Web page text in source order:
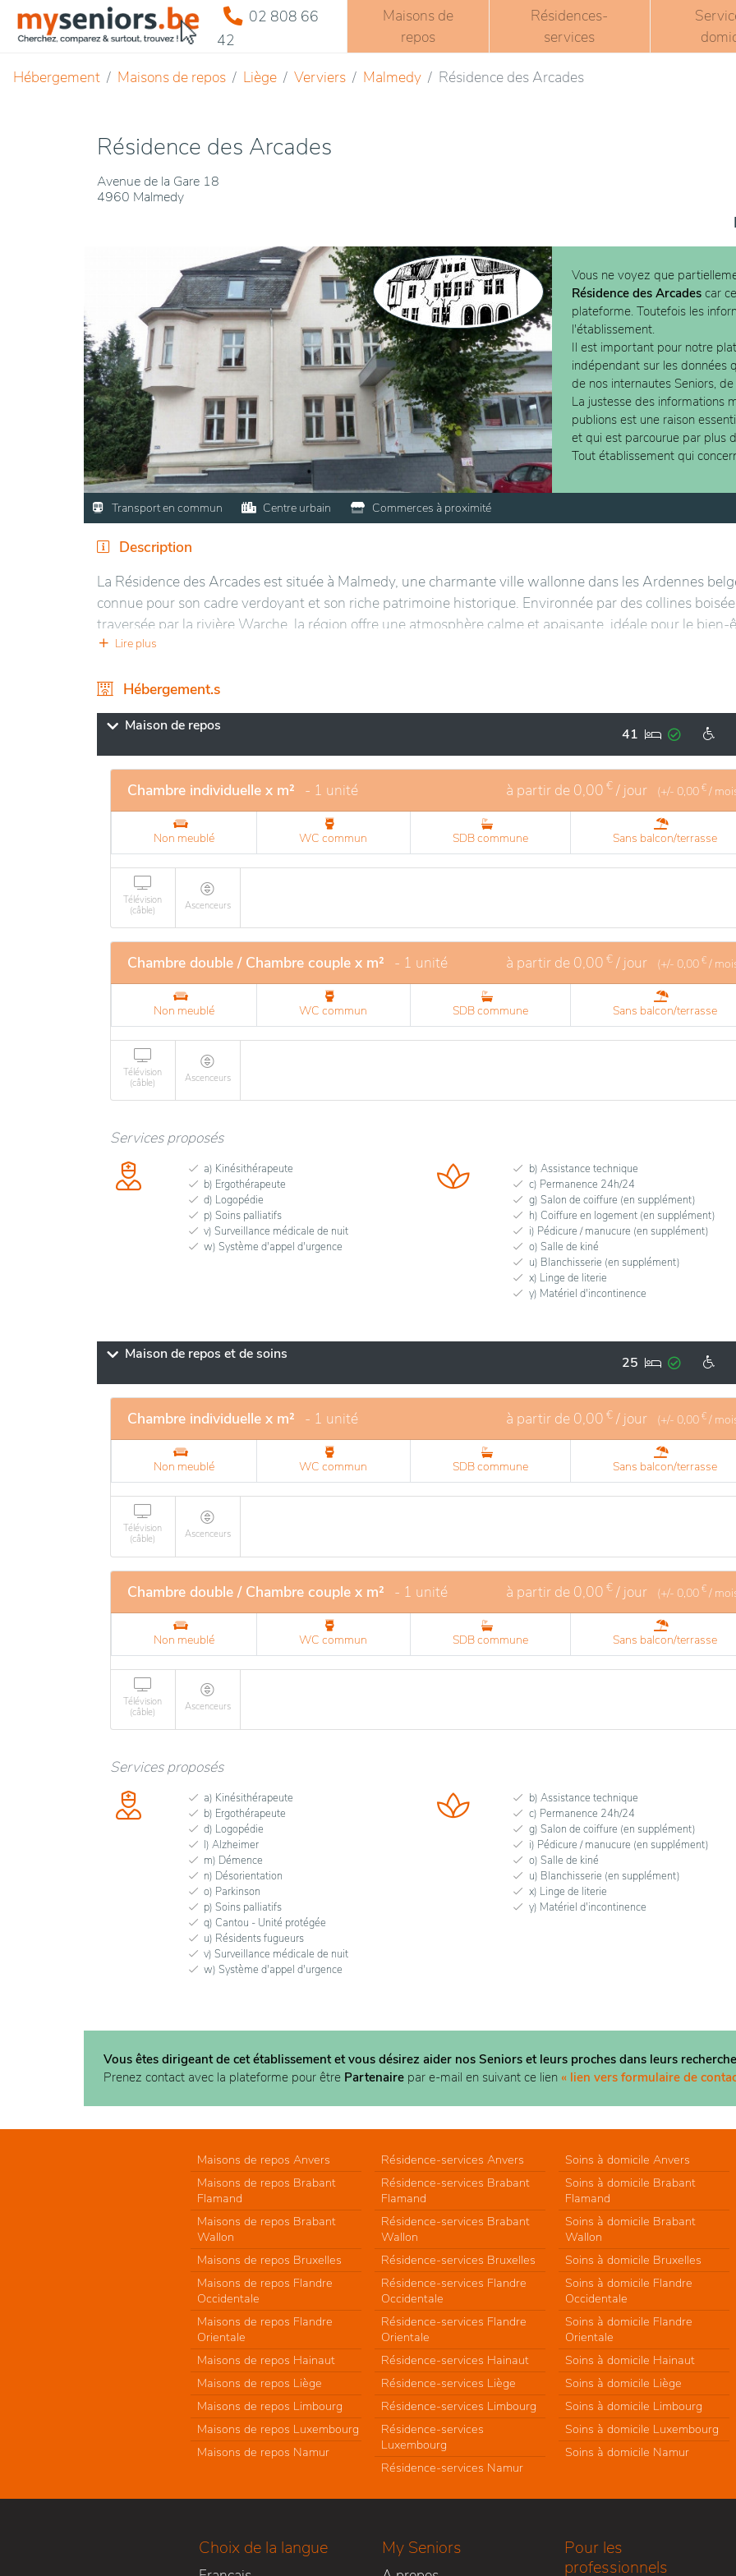
02 808 66
42
Maisons de
repos
Résidences-
services
Hébergement Maisons de repos Liège Verviers Malmedy Résidence des Arcades
Résidence des Arcades
Avenue de la Gare 18
4960 Malmedy
Vous ne voyez que
Résidence des Arcades car
plateforme. Toutefois les
l'établissement.
Il est important pour notre
indépendant sur les données
de nos internautes Seniors,
La justesse des informations
publions est une raison
et qui est parcourue par plus
Tout établissement qui
Transport en commun Centre urbain Commerces à proximité
Description
La Résidence des Arcades est située à Malmedy, une charmante ville wallonne dans les Ardennes
connue pour son cadre verdoyant et son riche patrimoine historique. Environnée par des collines
traversée par la rivière Warche, la région offre une atmosphère calme et apaisante, idéale pour le bien-
La ville, avec ses rues pittoresques et son centre animé, est à proximité de nombreux sites naturels et
Les installations sont modernes et adaptées aux besoins des résidents, offrant un environnement
confortable. Des espaces communs chaleureux, des chambres spacieuses et une équipe
garantissent un suivi personnalisé. L'emplacement privilégié permet de profiter de la tranquillité tout
restant proche des commerces et services locaux, facilitant ainsi la vie quotidienne. Des activités
proposées pour stimuler l'esprit et encourager la convivialité.
Lire plus
Hébergement.s
Maison de repos 41
Chambre individuelle x m² - 1 unité à partir de 0,00 € / jour (+/- 0,00 € /
Non meublé WC commun SDB commune Sans balcon/terrasse
Télévision
(câble)
Ascenceurs
Chambre double / Chambre couple x m² - 1 unité à partir de 0,00 € / jour (+/- 0,00 € /
Non meublé WC commun SDB commune Sans balcon/terrasse
Télévision
(câble)
Ascenceurs
Services proposés
a) Kinésithérapeute
b) Ergothérapeute
d) Logopédie
p) Soins palliatifs
v) Surveillance médicale de nuit
w) Système d'appel d'urgence
b) Assistance technique
c) Permanence 24h/24
g) Salon de coiffure (en supplément)
h) Coiffure en logement (en supplément)
i) Pédicure / manucure (en supplément)
o) Salle de kiné
u) Blanchisserie (en supplément)
x) Linge de literie
y) Matériel d'incontinence
Maison de repos et de soins 25
Chambre individuelle x m² - 1 unité à partir de 0,00 € / jour (+/- 0,00 € /
Non meublé WC commun SDB commune Sans balcon/terrasse
Télévision
(câble)
Ascenceurs
Chambre double / Chambre couple x m² - 1 unité à partir de 0,00 € / jour (+/- 0,00 € /
Non meublé WC commun SDB commune Sans balcon/terrasse
Télévision
(câble)
Ascenceurs
Services proposés
a) Kinésithérapeute
b) Ergothérapeute
d) Logopédie
l) Alzheimer
m) Démence
n) Désorientation
o) Parkinson
p) Soins palliatifs
q) Cantou - Unité protégée
u) Résidents fugueurs
v) Surveillance médicale de nuit
w) Système d'appel d'urgence
b) Assistance technique
c) Permanence 24h/24
g) Salon de coiffure (en supplément)
i) Pédicure / manucure (en supplément)
o) Salle de kiné
u) Blanchisserie (en supplément)
x) Linge de literie
y) Matériel d'incontinence
Vous êtes dirigeant de cet établissement et vous désirez aider nos Seniors et leurs proches dans leurs
Prenez contact avec la plateforme pour être Partenaire par e-mail en suivant ce lien « lien vers formulaire de
Maisons de repos Anvers
Maisons de repos Brabant
Flamand
Maisons de repos Brabant
Wallon
Maisons de repos Bruxelles
Maisons de repos Flandre
Occidentale
Maisons de repos Flandre
Orientale
Maisons de repos Hainaut
Maisons de repos Liège
Maisons de repos Limbourg
Maisons de repos Luxembourg
Maisons de repos Namur
Résidence-services Anvers
Résidence-services Brabant
Flamand
Résidence-services Brabant
Wallon
Résidence-services Bruxelles
Résidence-services Flandre
Occidentale
Résidence-services Flandre
Orientale
Résidence-services Hainaut
Résidence-services Liège
Résidence-services Limbourg
Résidence-services
Luxembourg
Résidence-services Namur
Soins à domicile Anvers
Soins à domicile Brabant
Flamand
Soins à domicile Brabant
Wallon
Soins à domicile Bruxelles
Soins à domicile Flandre
Occidentale
Soins à domicile Flandre
Orientale
Soins à domicile Hainaut
Soins à domicile Liège
Soins à domicile Limbourg
Soins à domicile Luxembourg
Soins à domicile Namur
Choix de la langue My Seniors
Pour les
professionnels